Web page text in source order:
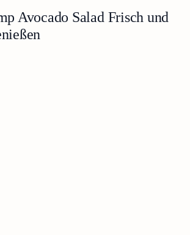
Avocado Salad Frisch und